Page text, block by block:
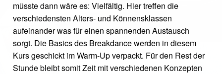
müsste dann wäre es: Vielfältig. Hier treffen die
verschiedensten Alters- und Könnensklassen
aufeinander was für einen spannenden Austausch
sorgt. Die Basics des Breakdance werden in diesem
Kurs geschickt im Warm-Up verpackt. Für den Rest der
Stunde bleibt somit Zeit mit verschiedenen Konzepten